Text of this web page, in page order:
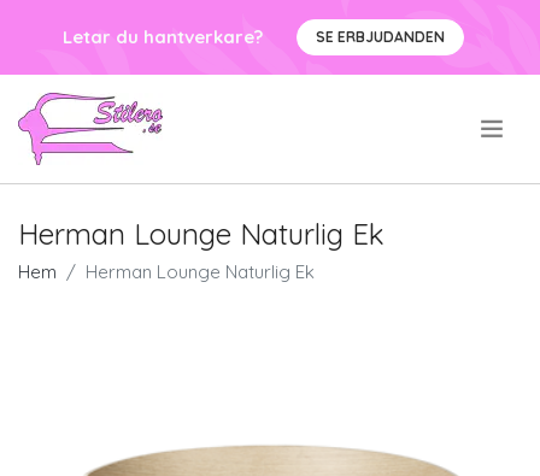
Letar du hantverkare? SE ERBJUDANDEN
Herman Lounge Naturlig Ek
Hem Herman Lounge Naturlig Ek